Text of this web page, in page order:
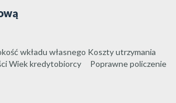
wkładu własnego Koszty utrzymania
Wiek kredytobiorcy Poprawne policzenie